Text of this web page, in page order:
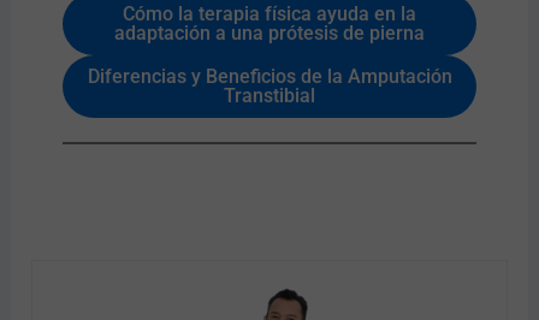
Cómo la terapia física ayuda en la
adaptación a una prótesis de pierna
Diferencias y Beneficios de la Amputación
Transtibial